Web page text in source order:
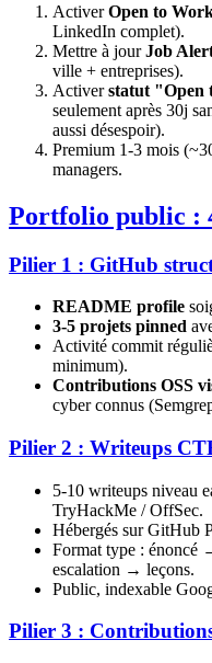
ActiverOpen to
LinkedIn complet).
Mettre à jourJob
ville + entreprises).
Activerstatut "Open
seulement après 30j
aussi désespoir).
Premium 1-3 mois
managers.
Portfolio public :
Pilier 1 : GitHub
README profile
3-5 projets pinned
Activité commit
minimum).
Contributions OSS
cyber connus
Pilier 2 : Writeups
5-10 writeups niveau
TryHackMe / OffSec.
Hébergés sur GitHub
Format type :
escalation → leçons.
Public, indexable
Pilier 3 :